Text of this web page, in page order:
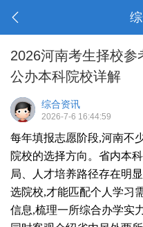
2026河南考生择校
公办本科院校详解
综合资讯
2026-7-6 16:44:59
每年填报志愿阶段,河南不
院校的选择方向。省内本
局、人才培养路径存在明
选院校,才能匹配个人学习
信息,梳理一所综合办学实